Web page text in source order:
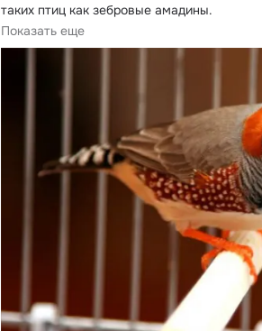
таких птиц как зебровые амадины.
Несмотря на...
Показать еще